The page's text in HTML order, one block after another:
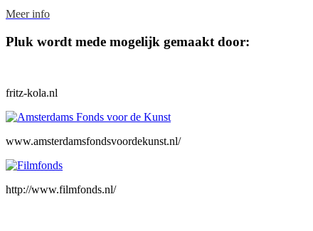
Meer info
Pluk wordt mede mogelijk gemaakt door:
fritz-kola.nl
www.amsterdamsfondsvoordekunst.nl/
http://www.filmfonds.nl/